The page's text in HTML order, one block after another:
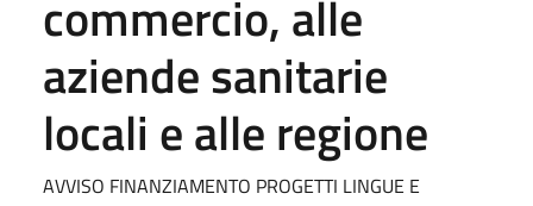
commercio, alle
aziende sanitarie
locali e alle regione
AVVISO FINANZIAMENTO PROGETTI LINGUE E